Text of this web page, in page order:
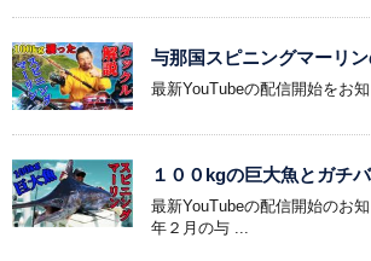
与那国スピニングマーリ
最新YouTubeの配信開始をお
１００kgの巨大魚とガチバ
最新YouTubeの配信開始のお
年２月の与 ...